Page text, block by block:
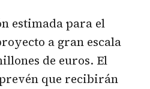
estimada para el
a gran escala
de euros. El
que recibirán